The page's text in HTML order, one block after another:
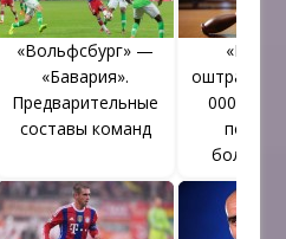
«Вольфсбург» —
«Бавария».
Предварительные
составы команд
000 евро